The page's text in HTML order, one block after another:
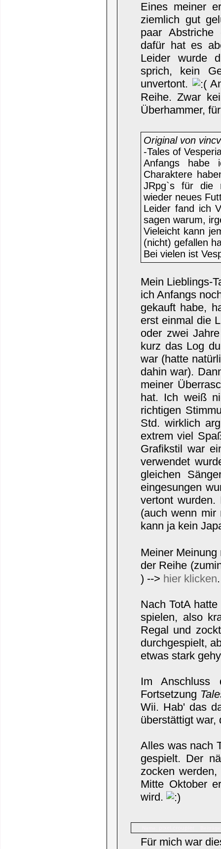
Eines meiner
ziemlich gut
paar Abstriche
dafür hat es
Leider wurde
sprich, kein
unvertont.
Reihe. Zwar
Überhammer,
Original von
-Tales of
Anfangs habe
Charaktere
JRpg`s für die
wieder neues
Leider fand ich
sagen warum,
Vieleicht kann
(nicht) gefallen
Bei vielen ist
Mein Lieblings-
ich Anfangs
gekauft habe,
erst einmal die
oder zwei
kurz das Log
war (hatte
dahin war).
meiner
hat. Ich weiß
richtigen
Std. wirklich
extrem viel
Grafikstil war
verwendet
gleichen
eingesungen
vertont
(auch wenn mir
kann ja kein
Meiner
der Reihe
) --> hier klicken.
Nach TotA
spielen, also
Regal und
durchgespielt,
etwas stark
Im Anschluss
Fortsetzung
Wii. Hab' das
überstättigt war,
Alles was nach
gespielt. Der
zocken
Mitte Oktober
wird.
Für mich war